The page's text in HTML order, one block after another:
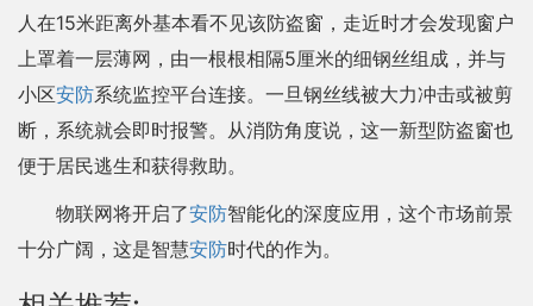
人在15米距离外基本看不见该防盗窗，走近时才会发现窗户
上罩着一层薄网，由一根根相隔5厘米的细钢丝组成，并与
小区安防系统监控平台连接。一旦钢丝线被大力冲击或被剪
断，系统就会即时报警。从消防角度说，这一新型防盗窗也
便于居民逃生和获得救助。
物联网将开启了安防智能化的深度应用，这个市场前景
十分广阔，这是智慧安防时代的作为。